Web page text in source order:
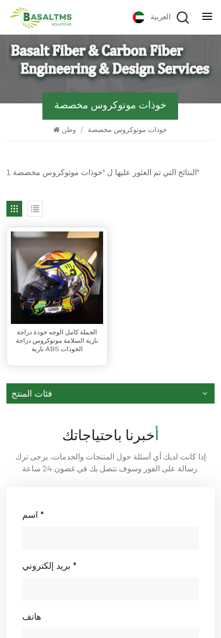
العربية
خوذات موتوكروس مخصصة
/ خوذات موتوكروس مخصصة
1 النتائج التي تم العثور عليها ل "خوذات موتوكروس مخصصة"
الجملة كامل الوجه خوذة دراجة
نارية السلامة موتوكروس دراجة
نارية ABS الخوذات
فئات المنتج
أخبرنا باحتياجاتك
إذا كانت لديك أي أسئلة حول المنتجات والخدمات، يرجى ترك
رسالة على الفور وسوف نتصل بك في غضون 24 ساعة.
اسم *
بريد إلكتروني *
هاتف